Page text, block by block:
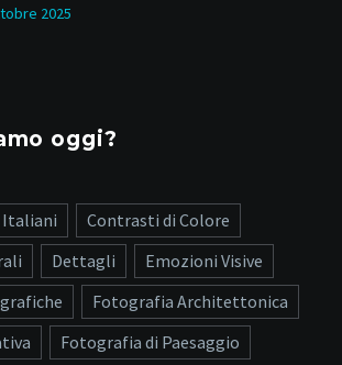
2025
oggi?
Italiani
Contrasti di Colore
Dettagli
Emozioni Visive
Fotografia Architettonica
Fotografia di Paesaggio